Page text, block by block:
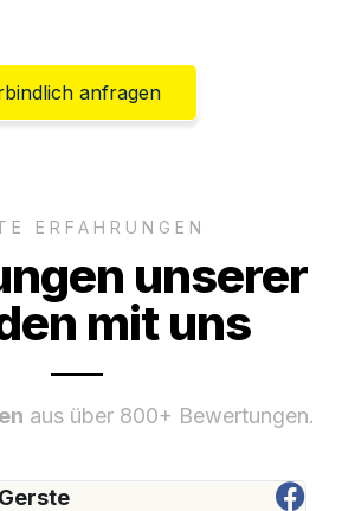
anfragen
ERFAHRUNGEN
unserer
mit uns
aus über 800+ Bewertungen.